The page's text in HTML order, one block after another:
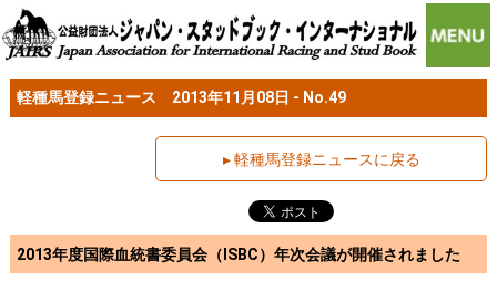
軽種馬登録ニュース 2013年11月08日 - No.49
▸ 軽種馬登録ニュースに戻る
2013年度国際血統書委員会（ISBC）年次会議が開催されました